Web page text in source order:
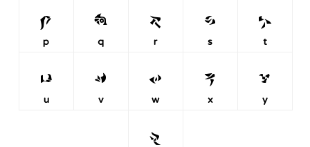
p
p
q
q
r
r
s
s
t
t
u
u
v
v
w
w
x
x
y
y
z